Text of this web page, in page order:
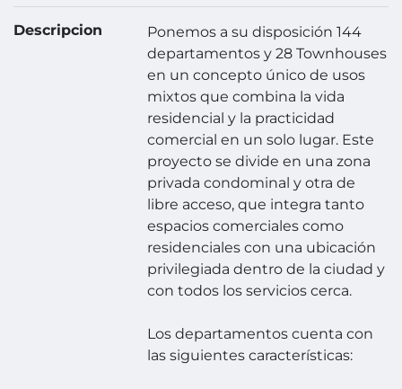
Descripcion
Ponemos a su disposición 144
departamentos y 28 Townhouses
en un concepto único de usos
mixtos que combina la vida
residencial y la practicidad
comercial en un solo lugar. Este
proyecto se divide en una zona
privada condominal y otra de
libre acceso, que integra tanto
espacios comerciales como
residenciales con una ubicación
privilegiada dentro de la ciudad y
con todos los servicios cerca.
Los departamentos cuenta con
las siguientes características: